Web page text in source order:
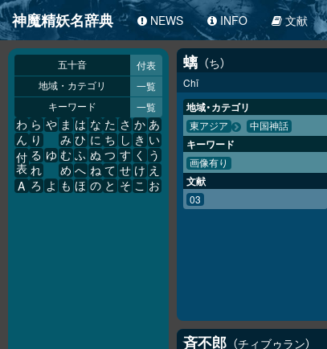
神魔精妖名辞典 NEWS INFO 文献
五十音 付表
地域・カテゴリ 一覧
キーワード 一覧
あ
い
う
え
お
か
き
く
け
こ
さ
し
す
せ
そ
た
ち
つ
て
と
な
に
ぬ
ね
の
は
ひ
ふ
へ
ほ
ま
み
む
め
も
や
ゆ
よ
ら
り
る
れ
ろ
わ
ん
付
表
A
螭 ち
Chī
地域・カテゴリ
東アジア 中国神話
キーワード
画像有り
文献
03
斉不郎 チィブゥラン